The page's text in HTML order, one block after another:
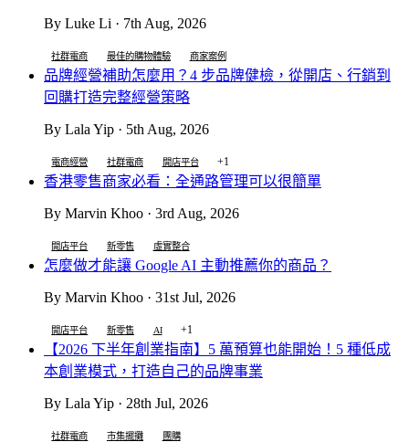
By Luke Li · 7th Aug, 2026
社群電商 最佳的購物體驗 商家案例
品牌經營補助怎麼用？4 步品牌健檢，從開店、行銷到
回購打造完整經營策略
By Lala Yip · 5th Aug, 2026
電商經營 社群電商 開店平台 +1
香港零售商家必看：全通路管理可以很簡單
By Marvin Khoo · 3rd Aug, 2026
開店平台 新零售 虛實整合
怎麼做才能讓 Google AI 主動推薦你的商品？
By Marvin Khoo · 31st Jul, 2026
開店平台 新零售 AI +1
【2026 下半年創業指南】5 萬預算也能開始！5 種低成
本創業模式，打造自己的品牌事業
By Lala Yip · 28th Jul, 2026
社群電商 市集擺攤 團購